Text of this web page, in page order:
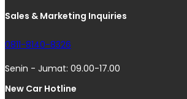
Sales & Marketing Inquiries
0811-8140-8326
Senin - Jumat: 09.00-17.00
New Car Hotline